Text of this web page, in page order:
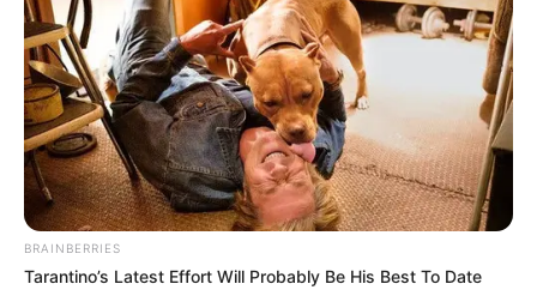
BRAINBERRIES
Tarantino’s Latest Effort Will Probably Be His Best To Date